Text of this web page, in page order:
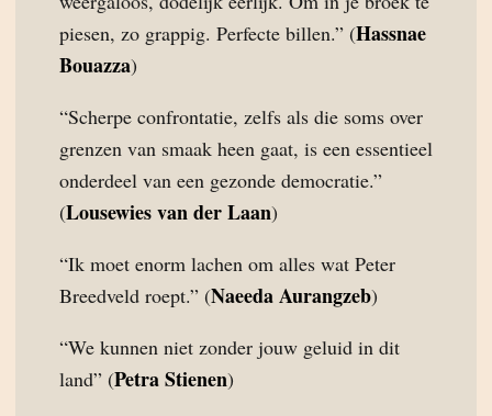
piesen, zo grappig. Perfecte billen.” (Hassnae
Bouazza)
“Scherpe confrontatie, zelfs als die soms over
grenzen van smaak heen gaat, is een essentieel
onderdeel van een gezonde democratie.”
(Lousewies van der Laan)
“Ik moet enorm lachen om alles wat Peter
Breedveld roept.” (Naeeda Aurangzeb)
“We kunnen niet zonder jouw geluid in dit
land” (Petra Stienen)